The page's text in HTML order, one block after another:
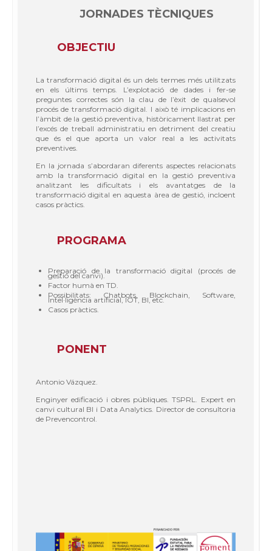
JORNADES TÈCNIQUES
OBJECTIU
La transformació digital és un dels termes més utilitzats
en els últims temps. L’explotació de dades i fer-se
preguntes correctes són la clau de l’èxit de qualsevol
procés de transformació digital. I això té implicacions en
l’àmbit de la gestió preventiva, històricament llastrat per
l’excés de treball administratiu en detriment del creatiu
que és el que aporta un valor real a les activitats
preventives.
En la jornada s’abordaran diferents aspectes relacionats
amb la transformació digital en la gestió preventiva
analitzant les dificultats i els avantatges de la
transformació digital en aquesta àrea de gestió, incloent
casos pràctics.
PROGRAMA
Preparació de la transformació digital (procés de
gestió del canvi).
Factor humà en TD.
Possibilitats: Chatbots, Blockchain, Software,
Intel·ligència artificial, IOT, BI, etc.
Casos pràctics.
PONENT
Antonio Vázquez.
Enginyer edificació i obres públiques. TSPRL. Expert en
canvi cultural BI i Data Analytics. Director de consultoria
de Prevencontrol.